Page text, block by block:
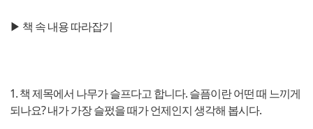
▶ 책 속 내용 따라잡기
1. 책 제목에서 나무가 슬프다고 합니다. 슬픔이란 어떤 때 느끼게
되나요? 내가 가장 슬펐을 때가 언제인지 생각해 봅시다.